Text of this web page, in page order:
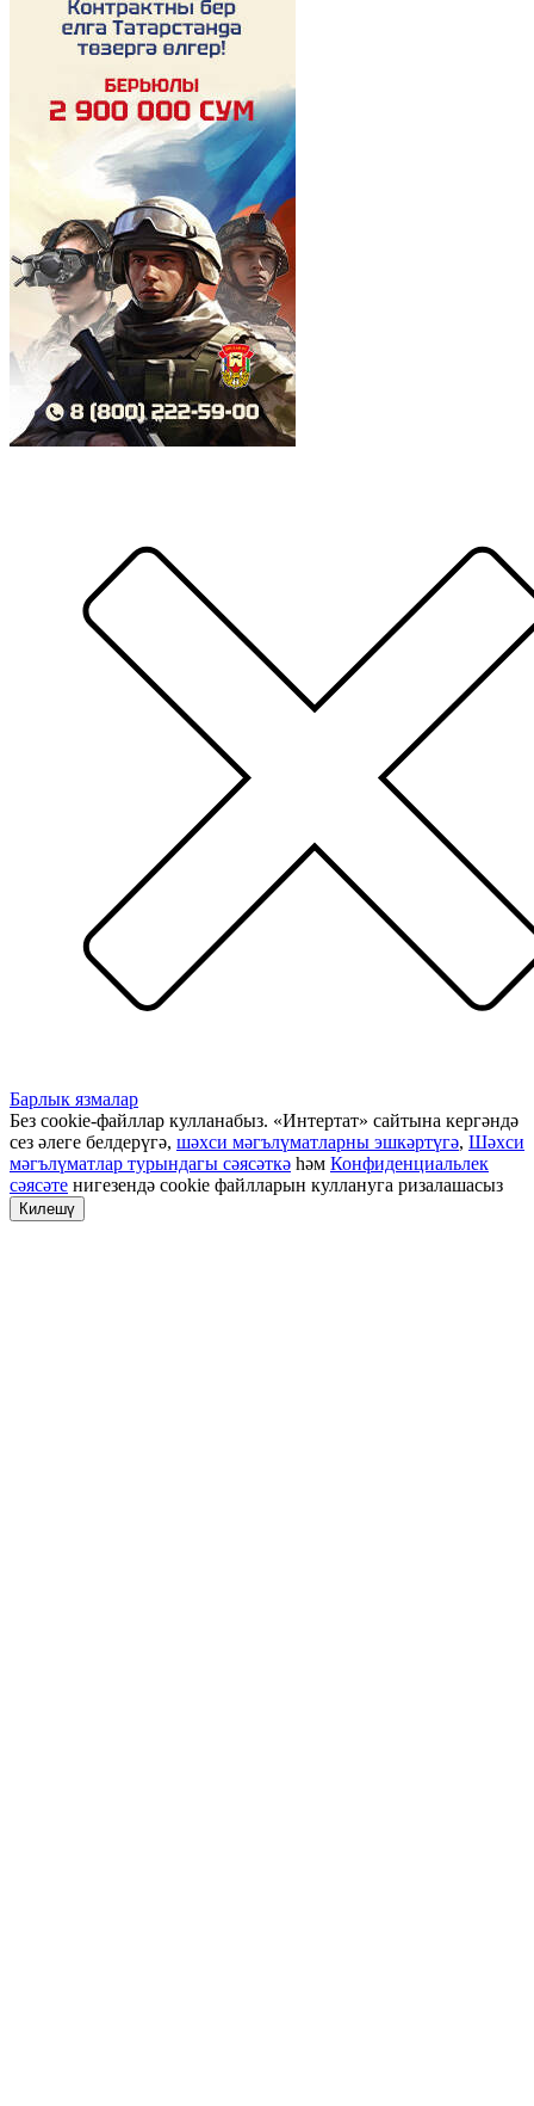
Барлык язмалар
Без cookie-файллар кулланабыз. «Интертат» сайтына кергәндә
сез әлеге белдерүгә, шәхси мәгълүматларны эшкәртүгә, Шәхси
мәгълүматлар турындагы сәясәткә һәм Конфиденциальлек
сәясәте нигезендә cookie файлларын куллануга ризалашасыз
Килешү